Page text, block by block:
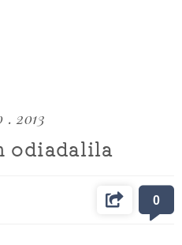
. 2013
odiadalila
0